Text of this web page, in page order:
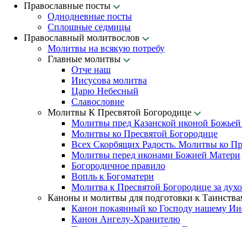
Православные посты
Однодневные посты
Сплошные седмицы
Православный молитвослов
Молитвы на всякую потребу
Главные молитвы
Отче наш
Иисусова молитва
Царю Небесный
Славословие
Молитвы К Пресвятой Богородице
Молитвы пред Казанской иконой
Молитвы ко Пресвятой Богородице
Всех Скорбящих Радость. Молитвы ко
Молитвы перед иконами Божией Матери
Богородичное правило
Вопль к Богоматери
Молитва к Пресвятой Богородице за
Каноны и молитвы для подготовки к
Канон покаянный ко Господу нашему
Канон Ангелу-Хранителю